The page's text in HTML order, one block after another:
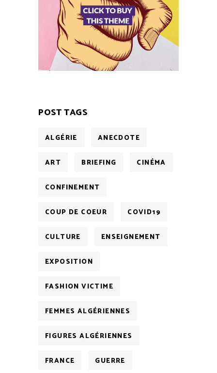
POST TAGS
ALGÉRIE ANECDOTE
ART BRIEFING CINÉMA
CONFINEMENT
COUP DE COEUR COVID19
CULTURE ENSEIGNEMENT
EXPOSITION
FASHION VICTIME
FEMMES ALGÉRIENNES
FIGURES ALGÉRIENNES
FRANCE GUERRE